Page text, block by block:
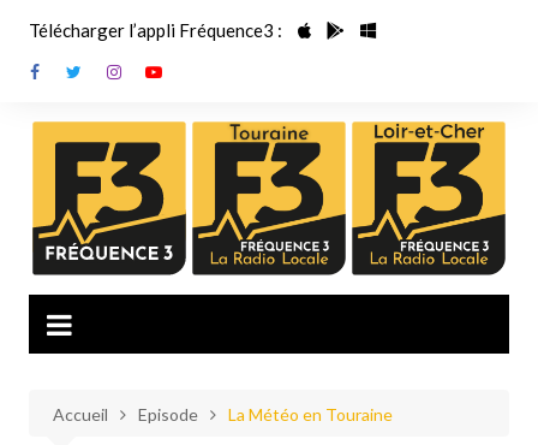
contenu
Télécharger l’appli Fréquence3 :
Accueil Episode La Météo en Touraine